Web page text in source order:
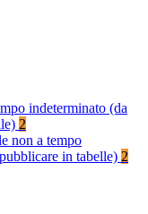
indeterminato (da
2
non a tempo
in tabelle) 2